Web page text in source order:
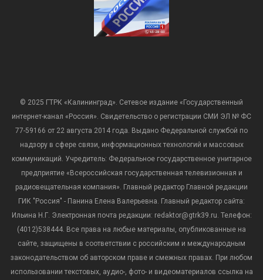
© 2025 ГТРК «Калининград». Сетевое издание «Государственный
интернет-канал «Россия». Свидетельство о регистрации СМИ ЭЛ № ФС
77-59166 от 22 августа 2014 года. Выдано Федеральной службой по
надзору в сфере связи, информационных технологий и массовых
коммуникаций. Учредитель: Федеральное государственное унитарное
предприятие «Всероссийская государственная телевизионная и
радиовещательная компания». Главный редактор Главной редакции
ГИК "Россия" - Панина Елена Валерьевна. Главный редактор сайта:
Ильина Н.Г. Электронная почта редакции: redaktor@gtrk39.ru. Телефон:
(4012)538444. Все права на любые материалы, опубликованные на
сайте, защищены в соответствии с российским и международным
законодательством об авторском праве и смежных правах. При любом
использовании текстовых, аудио-, фото- и видеоматериалов ссылка на